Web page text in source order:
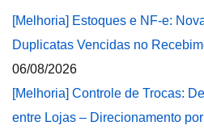
[Melhoria] Estoques e NF-e:
Duplicatas Vencidas no
06/08/2026
[Melhoria] Controle de Trocas:
entre Lojas – Direcionamento